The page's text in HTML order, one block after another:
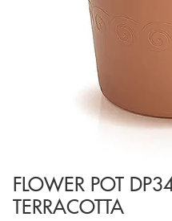
FLOWER POT
TERRACOTTA